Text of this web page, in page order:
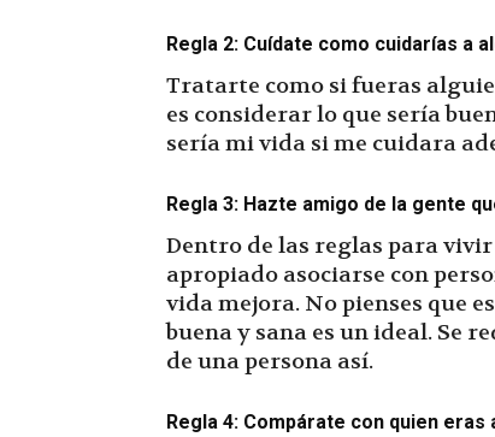
Regla 2: Cuídate como cuidarías a
Tratarte como si fueras
es considerar lo que sería
sería mi vida si me cuidara
Regla 3: Hazte amigo de la gente
Dentro de las reglas para vivir
apropiado asociarse con
vida mejora. No pienses que
buena y sana es un ideal. Se
de una persona así.
Regla 4: Compárate con quien eras